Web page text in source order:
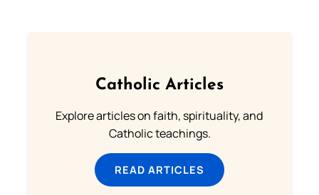
Catholic Articles
Explore articles on faith, spirituality, and
Catholic teachings.
READ ARTICLES